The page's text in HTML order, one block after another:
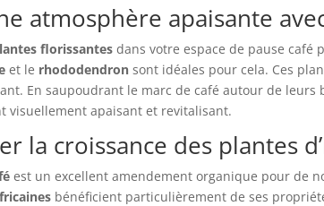
atmosphère apaisante
florissantes dans votre espace de pause
et le rhododendron sont idéales pour cela. Ces
En saupoudrant le marc de café autour de
visuellement apaisant et revitalisant.
la croissance des plantes
est un excellent amendement organique pour de
bénéficient particulièrement de ses